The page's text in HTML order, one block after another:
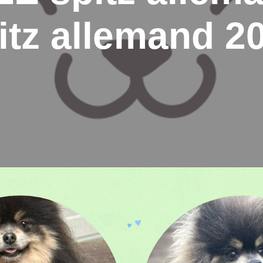
allemand
♥
♥
♥
♥
♥
♥
♥